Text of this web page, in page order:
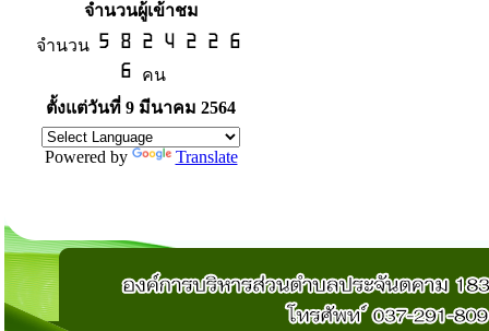
จำนวนผู้เข้าชม
จำนวน
คน
ตั้งแต่วันที่ 9 มีนาคม 2564
Powered by Translate